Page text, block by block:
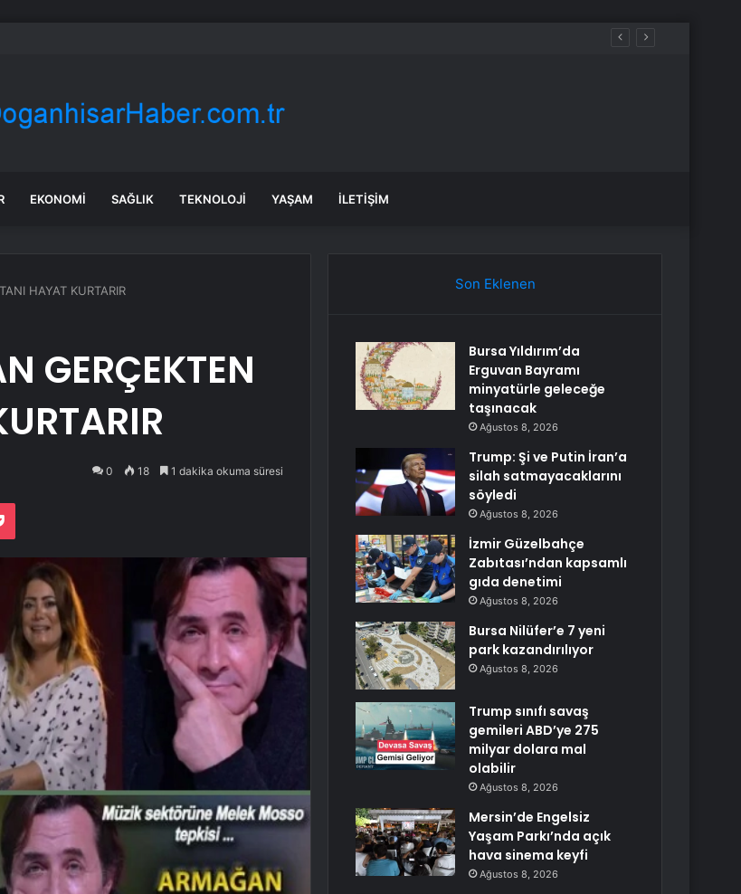
silah satmayacaklarını söyledi
EKONOMI SAĞLIK TEKNOLOJI YAŞAM İLETIŞIM
HAYAT KURTARIR
GERÇEKTEN
0 18 1 dakika okuma süresi
Pocket
Son Eklenen
Bursa Yıldırım’da
Erguvan Bayramı
minyatürle geleceğe
taşınacak
Ağustos 8, 2026
Trump: Şi ve Putin İran’a
silah satmayacaklarını
söyledi
Ağustos 8, 2026
İzmir Güzelbahçe
Zabıtası’ndan kapsamlı
gıda denetimi
Ağustos 8, 2026
Bursa Nilüfer’e 7 yeni
park kazandırılıyor
Ağustos 8, 2026
Trump sınıfı savaş
gemileri ABD’ye 275
milyar dolara mal
olabilir
Ağustos 8, 2026
Mersin’de Engelsiz
Yaşam Parkı’nda açık
hava sinema keyfi
Ağustos 8, 2026